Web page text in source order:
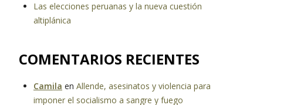
Las elecciones peruanas y la nueva cuestión
altiplánica
COMENTARIOS RECIENTES
Camila en Allende, asesinatos y violencia para
imponer el socialismo a sangre y fuego